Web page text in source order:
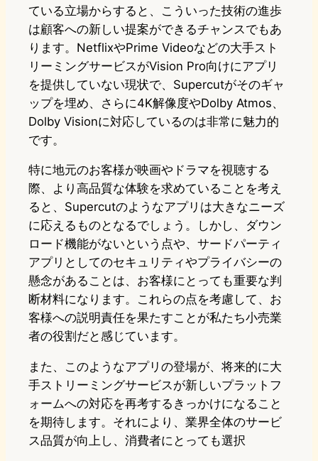
ている立場からすると、こういった技術の進歩
は顧客への新しい提案ができるチャンスでもあ
ります。NetflixやPrime Videoなどの大手スト
リーミングサービスがVision Pro向けにアプリ
を提供していない現状で、Supercutがそのギャ
ップを埋め、さらに4K解像度やDolby Atmos、
Dolby Visionに対応しているのは非常に魅力的
です。
特に地元のお客様が映画やドラマを視聴する
際、より高品質な体験を求めていることを考え
ると、Supercutのようなアプリは大きなニーズ
に応えるものとなるでしょう。しかし、ダウン
ロード機能がないという点や、サードパーティ
アプリとしてのセキュリティやプライバシーの
懸念があることは、お客様にとっても重要な判
断材料になります。これらの点を考慮して、お
客様への説明責任を果たすことが私たち小売業
者の役割だと感じています。
また、このようなアプリの登場が、将来的に大
手ストリーミングサービスが新しいプラットフ
ォームへの対応を再考するきっかけになること
を期待します。それにより、業界全体のサービ
ス品質が向上し、消費者にとっても選択